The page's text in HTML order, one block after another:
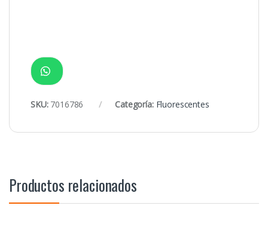
SKU: 7016786 Categoría: Fluorescentes
Productos relacionados